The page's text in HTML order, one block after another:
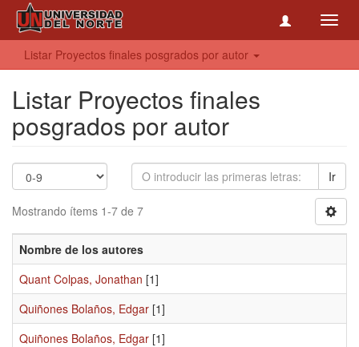
Listar Proyectos finales posgrados por autor
Listar Proyectos finales
posgrados por autor
Ir
Mostrando ítems 1-7 de 7
Nombre de los autores
Quant Colpas, Jonathan [1]
Quiñones Bolaños, Edgar [1]
Quiñones Bolaños, Edgar [1]